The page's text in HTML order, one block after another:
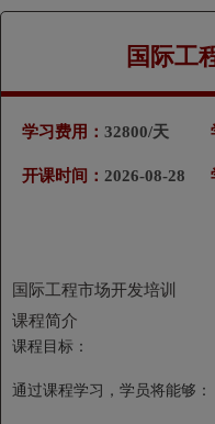
国际工
学习费用：32800/天
开课时间： 2026-08-28
国际工程市场开发培训
课程简介
课程目标：
通过课程学习，学员将能够：